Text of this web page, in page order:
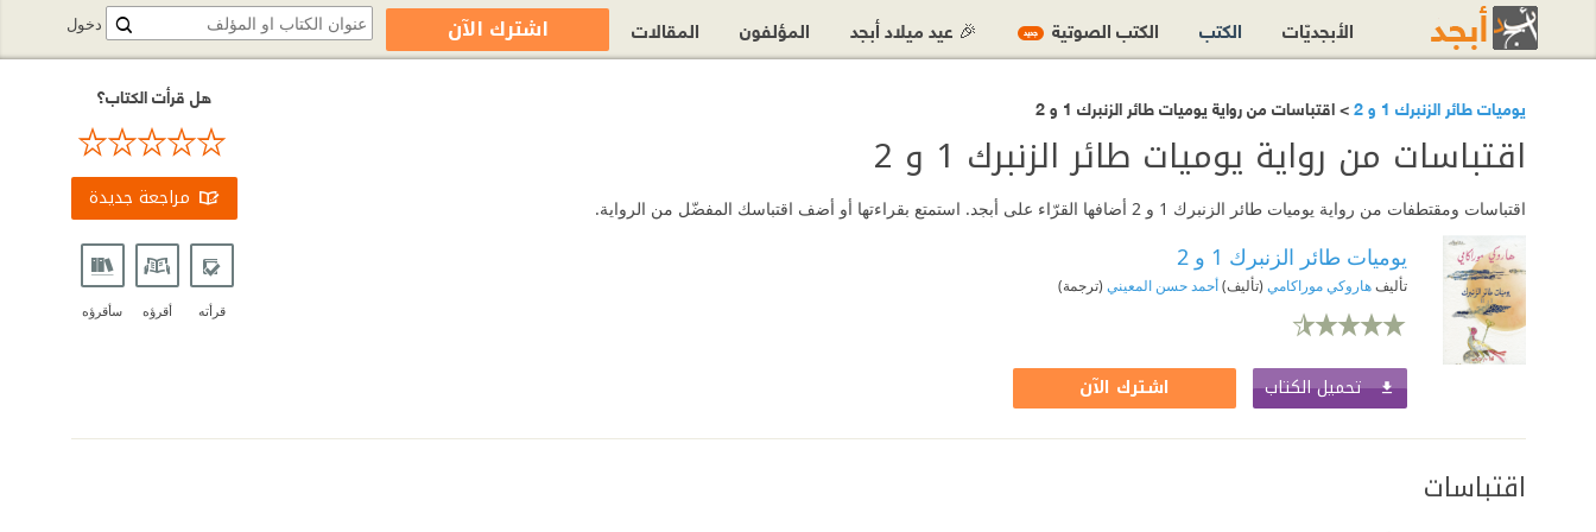
يوميات طائر الزنبرك 1 و 2 > اقتباسات من رواية يوميات طائر الزنبرك 1 و 2
اقتباسات من رواية يوميات طائر الزنبرك 1 و 2
اقتباسات ومقتطفات من رواية يوميات طائر الزنبرك 1 و 2 أضافها القرّاء على أبجد. استمتع بقراءتها أو أضف اقتباسك المفضّل من الرواية.
يوميات طائر الزنبرك 1 و 2
تأليفهاروكي موراكامي (تأليف)أحمد حسن المعيني (ترجمة)
تحميل الكتاب اشترك الآن
هل قرأت الكتاب؟
مراجعة جديدة
قرأته أقرؤه سأقرؤه
اقتباسات
دخول الأبجديّات الكتب الكتب الصوتية جديد 🎉 عيد ميلاد أبجد المؤلفون المقالات اشترك الآن